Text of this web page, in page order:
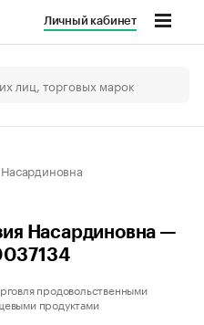
Личный кабинет
Насардиновна —
продовольственными
продуктами